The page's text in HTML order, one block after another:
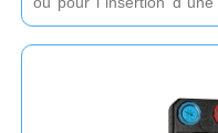
manométrique- Kv